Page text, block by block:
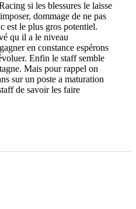
si les blessures le laisse
dommage de ne pas
est le plus gros potentiel.
qu il a le niveau
en constance espérons
Enfin le staff semble
Mais pour rappel on
sur un poste a maturation
de savoir les faire